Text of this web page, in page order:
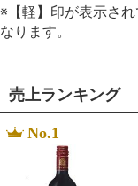
※【軽】印が表示さ
なります。
売上ランキング
No.1